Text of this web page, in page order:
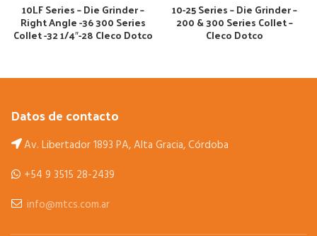
10LF Series – Die Grinder –
Right Angle -36 300 Series
Collet -32 1/4″-28 Cleco Dotco
10-25 Series – Die Grinder –
200 & 300 Series Collet –
Cleco Dotco
Datos de contacto
Av. Libertador 1893 PA, Alta Gracia, Córdoba
+54 9 3515 28-2439
info@mtcs.com.ar